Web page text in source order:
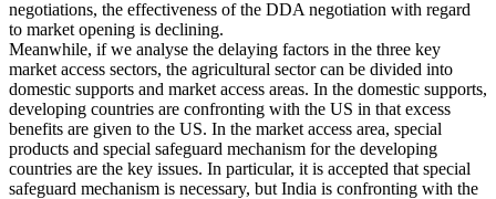
negotiations, the effectiveness of the DDA negotiation with regard
to market opening is declining.
Meanwhile, if we analyse the delaying factors in the three key
market access sectors, the agricultural sector can be divided into
domestic supports and market access areas. In the domestic supports,
developing countries are confronting with the US in that excess
benefits are given to the US. In the market access area, special
products and special safeguard mechanism for the developing
countries are the key issues. In particular, it is accepted that special
safeguard mechanism is necessary, but India is confronting with the